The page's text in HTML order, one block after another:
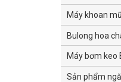
Máy khoan
Bulong hoa
Máy bơm keo
Sản phẩm